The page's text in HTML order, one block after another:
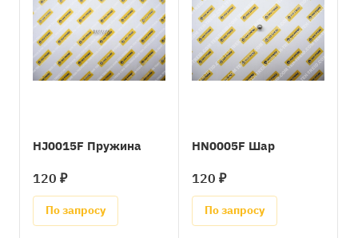
HJ0015F Пружина
120 ₽
По запросу
HN0005F Шар
120 ₽
По запросу